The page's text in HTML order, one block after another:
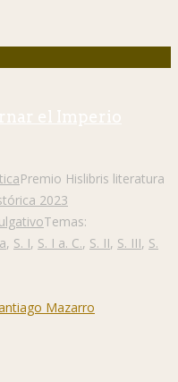
el Imperio
Premio Hislibris literatura
2023
Temas:
, S. I, S. I a. C., S. II, S. III, S.